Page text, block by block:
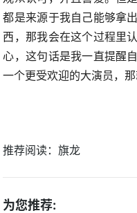
都是来源于我自己能够拿
西，那我会在这个过程里
心，这句话是我一直提醒
一个更受欢迎的大演员，那
推荐阅读：旗龙
为您推荐: